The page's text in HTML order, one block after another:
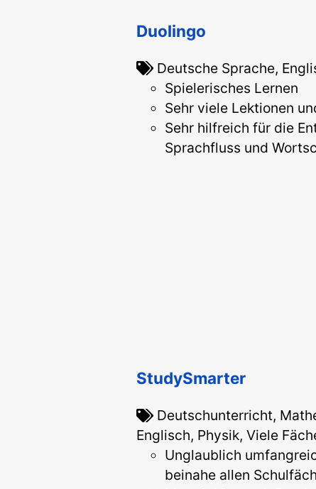
Duolingo
Deutsche Sprache,
Spielerisches Lernen
Sehr viele Lektionen
Sehr hilfreich für die
Sprachfluss und
StudySmarter
Deutschunterricht,
Englisch, Physik, Viele
Unglaublich
beinahe allen